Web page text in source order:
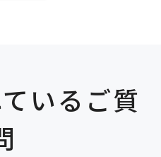
いるご質